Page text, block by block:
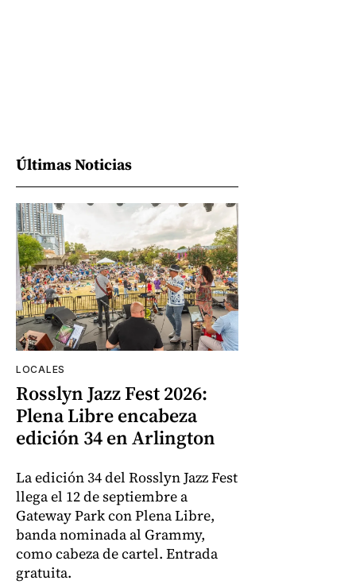
Últimas Noticias
LOCALES
Rosslyn Jazz Fest 2026:
Plena Libre encabeza
edición 34 en Arlington
La edición 34 del Rosslyn Jazz Fest
llega el 12 de septiembre a
Gateway Park con Plena Libre,
banda nominada al Grammy,
como cabeza de cartel. Entrada
gratuita.